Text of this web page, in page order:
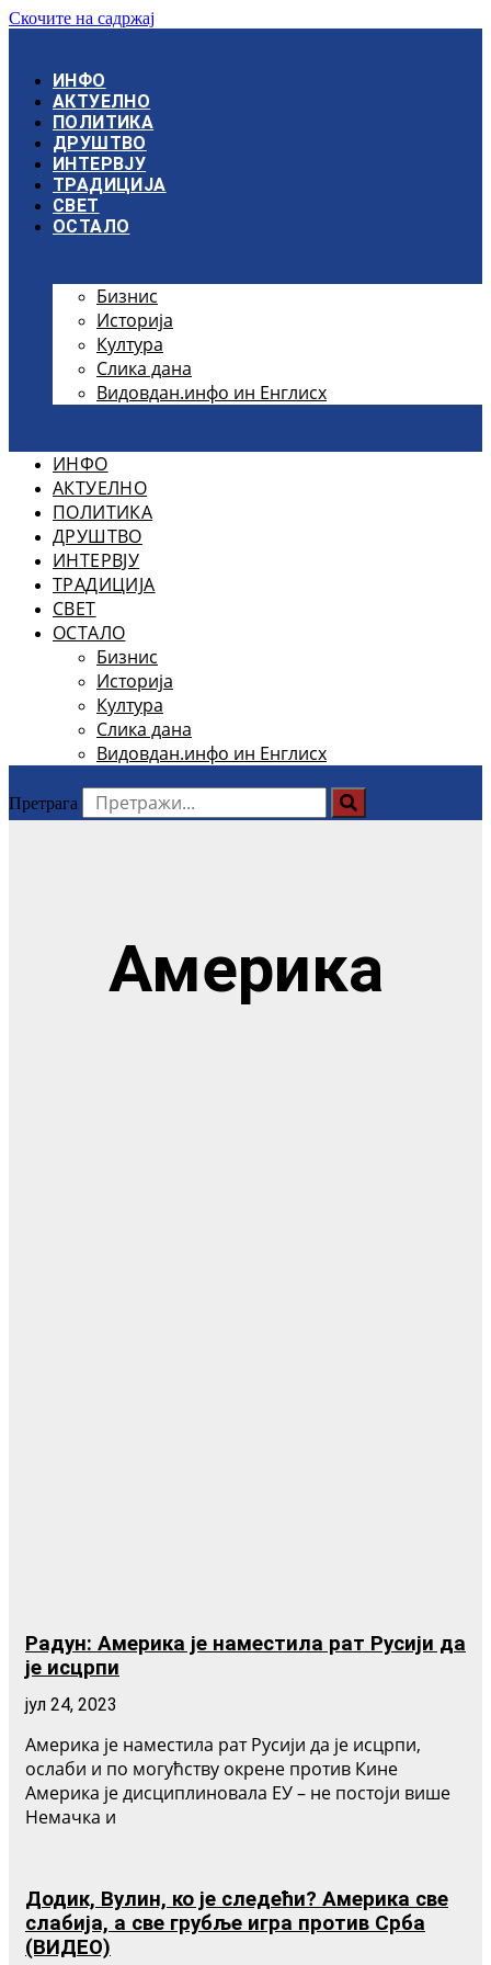
Скочите на садржај
ИНФО
АКТУЕЛНО
ПОЛИТИКА
ДРУШТВО
ИНТЕРВЈУ
ТРАДИЦИЈА
СВЕТ
ОСТАЛО
Бизнис
Историја
Култура
Слика дана
Видовдан.инфо ин Енглисх
ИНФО
АКТУЕЛНО
ПОЛИТИКА
ДРУШТВО
ИНТЕРВЈУ
ТРАДИЦИЈА
СВЕТ
ОСТАЛО
Бизнис
Историја
Култура
Слика дана
Видовдан.инфо ин Енглисх
Претрага
Америка
Радун: Америка је наместила рат Русији да
је исцрпи
јул 24, 2023
Америка је наместила рат Русији да је исцрпи,
ослаби и по могућству окрене против Кине
Америка је дисциплиновала ЕУ – не постоји више
Немачка и
Додик, Вулин, ко је следећи? Америка све
слабија, а све грубље игра против Срба
(ВИДЕО)